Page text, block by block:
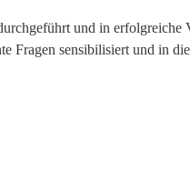
und in erfolgreiche
Fragen sensibilisiert und in